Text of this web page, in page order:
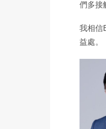
們多接
我相信
益處。